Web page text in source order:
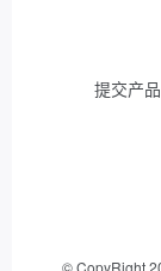
提交产品